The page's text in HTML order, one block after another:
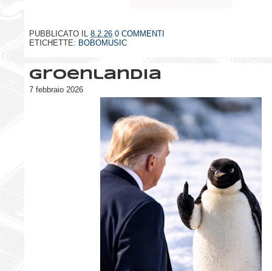
PUBBLICATO IL 8.2.26 0 COMMENTI
ETICHETTE: BOBOMUSIC
Groenlandia
7 febbraio 2026